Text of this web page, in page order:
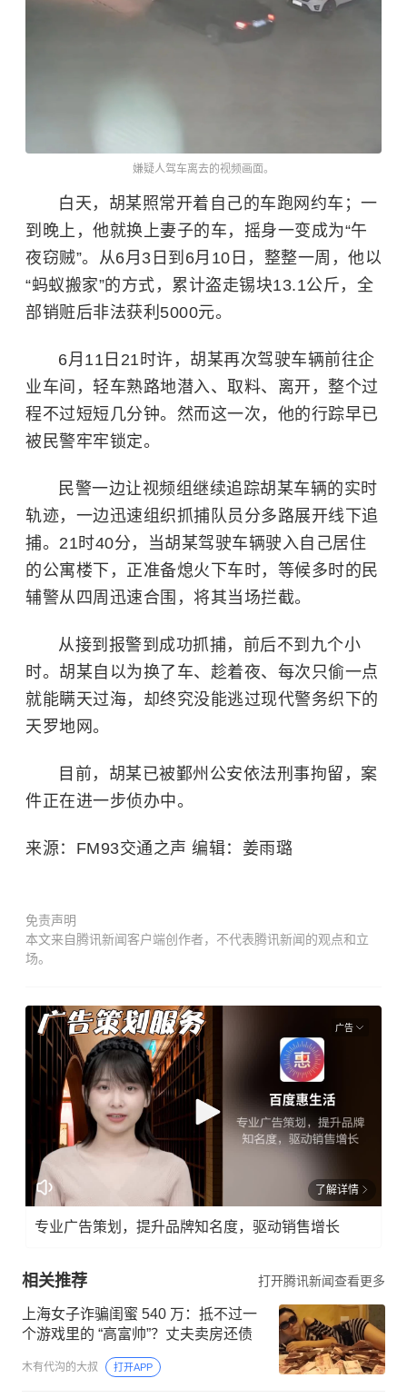
嫌疑人驾车离去的视频画面。
白天，胡某照常开着自己的车跑网约车；一
到晚上，他就换上妻子的车，摇身一变成为“午
夜窃贼”。从6月3日到6月10日，整整一周，他以
“蚂蚁搬家”的方式，累计盗走锡块13.1公斤，全
部销赃后非法获利5000元。
6月11日21时许，胡某再次驾驶车辆前往企
业车间，轻车熟路地潜入、取料、离开，整个过
程不过短短几分钟。然而这一次，他的行踪早已
被民警牢牢锁定。
民警一边让视频组继续追踪胡某车辆的实时
轨迹，一边迅速组织抓捕队员分多路展开线下追
捕。21时40分，当胡某驾驶车辆驶入自己居住
的公寓楼下，正准备熄火下车时，等候多时的民
辅警从四周迅速合围，将其当场拦截。
从接到报警到成功抓捕，前后不到九个小
时。胡某自以为换了车、趁着夜、每次只偷一点
就能瞒天过海，却终究没能逃过现代警务织下的
天罗地网。
目前，胡某已被鄞州公安依法刑事拘留，案
件正在进一步侦办中。
来源：FM93交通之声 编辑：姜雨璐
免责声明
本文来自腾讯新闻客户端创作者，不代表腾讯新闻的观点和立
场。
广告
了解详情
专业广告策划，提升品牌知名度，驱动销售增长
相关推荐 打开腾讯新闻查看更多
上海女子诈骗闺蜜 540 万：抵不过一
个游戏里的 “高富帅”？丈夫卖房还债
木有代沟的大叔 打开APP